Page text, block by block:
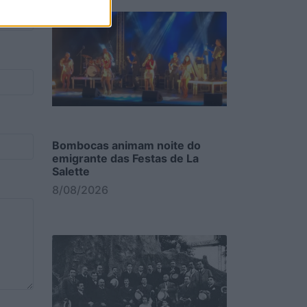
Bombocas animam noite do
emigrante das Festas de La
Salette
8/08/2026